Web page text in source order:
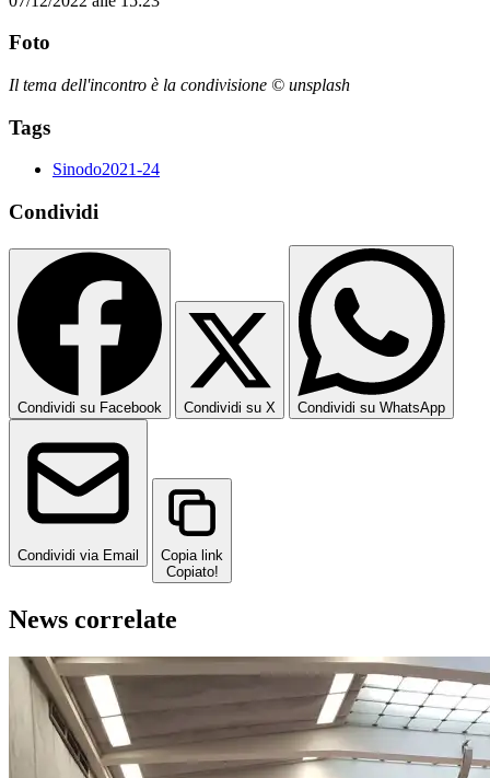
Foto
Il tema dell'incontro è la condivisione © unsplash
Tags
Sinodo2021-24
Condividi
Condividi su Facebook Condividi su X Condividi su WhatsApp
Condividi via Email
Copia link
Copiato!
News correlate